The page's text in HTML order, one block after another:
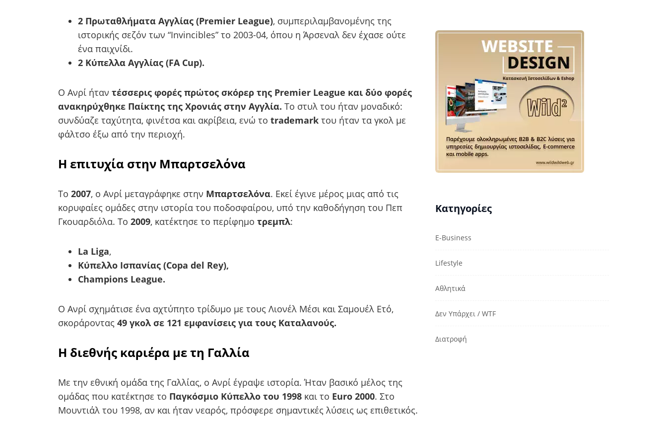
2 Πρωταθλήματα Αγγλίας (Premier League), συμπεριλαμβανομένης της
ιστορικής σεζόν των “Invincibles” το 2003-04, όπου η Άρσεναλ δεν έχασε ούτε
ένα παιχνίδι.
2 Κύπελλα Αγγλίας (FA Cup).
Ο Ανρί ήταν τέσσερις φορές πρώτος σκόρερ της Premier League και δύο φορές
ανακηρύχθηκε Παίκτης της Χρονιάς στην Αγγλία. Το στυλ του ήταν μοναδικό:
συνδύαζε ταχύτητα, φινέτσα και ακρίβεια, ενώ το trademark του ήταν τα γκολ με
φάλτσο έξω από την περιοχή.
Η επιτυχία στην Μπαρτσελόνα
Το 2007, ο Ανρί μεταγράφηκε στην Μπαρτσελόνα. Εκεί έγινε μέρος μιας από τις
κορυφαίες ομάδες στην ιστορία του ποδοσφαίρου, υπό την καθοδήγηση του Πεπ
Γκουαρδιόλα. Το 2009, κατέκτησε το περίφημο τρεμπλ:
La Liga,
Κύπελλο Ισπανίας (Copa del Rey),
Champions League.
Ο Ανρί σχημάτισε ένα αχτύπητο τρίδυμο με τους Λιονέλ Μέσι και Σαμουέλ Ετό,
σκοράροντας 49 γκολ σε 121 εμφανίσεις για τους Καταλανούς.
Η διεθνής καριέρα με τη Γαλλία
Με την εθνική ομάδα της Γαλλίας, ο Ανρί έγραψε ιστορία. Ήταν βασικό μέλος της
ομάδας που κατέκτησε το Παγκόσμιο Κύπελλο του 1998 και το Euro 2000. Στο
Μουντιάλ του 1998, αν και ήταν νεαρός, πρόσφερε σημαντικές λύσεις ως επιθετικός.
Κατηγορίες
E-Business
Lifestyle
Αθλητικά
Δεν Υπάρχει / WTF
Διατροφή